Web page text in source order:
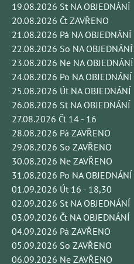
19.08.2026 St NA OBJEDNÁNÍ
20.08.2026 Čt ZAVŘENO
21.08.2026 Pá NA OBJEDNÁNÍ
22.08.2026 So NA OBJEDNÁNÍ
23.08.2026 Ne NA OBJEDNÁNÍ
24.08.2026 Po NA OBJEDNÁNÍ
25.08.2026 Út NA OBJEDNÁNÍ
26.08.2026 St NA OBJEDNÁNÍ
27.08.2026 Čt 14 - 16
28.08.2026 Pá ZAVŘENO
29.08.2026 So ZAVŘENO
30.08.2026 Ne ZAVŘENO
31.08.2026 Po NA OBJEDNÁNÍ
01.09.2026 Út 16 - 18,30
02.09.2026 St NA OBJEDNÁNÍ
03.09.2026 Čt NA OBJEDNÁNÍ
04.09.2026 Pá ZAVŘENO
05.09.2026 So ZAVŘENO
06.09.2026 Ne ZAVŘENO